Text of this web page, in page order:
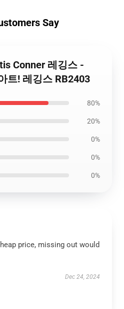
Say
Conner 레깅스 -
트! 레깅스 RB2403
80%
20%
0%
0%
0%
price, missing out would
Dec 24, 2024